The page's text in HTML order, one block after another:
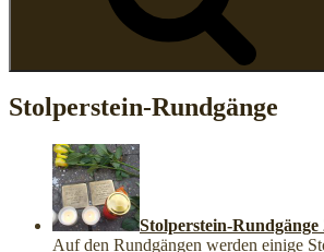
Stolperstein-Rundgänge
Stolperstein-Rundgänge
Auf den Rundgängen werden einige